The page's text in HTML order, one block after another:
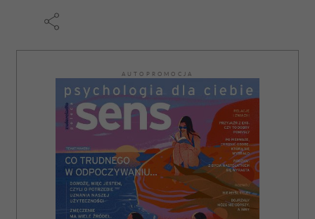
AUTOPROMOCJA